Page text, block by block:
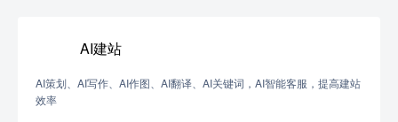
AI建站
AI策划、AI写作、AI作图、AI翻译、AI关键词，AI智能客服，提高建站
效率